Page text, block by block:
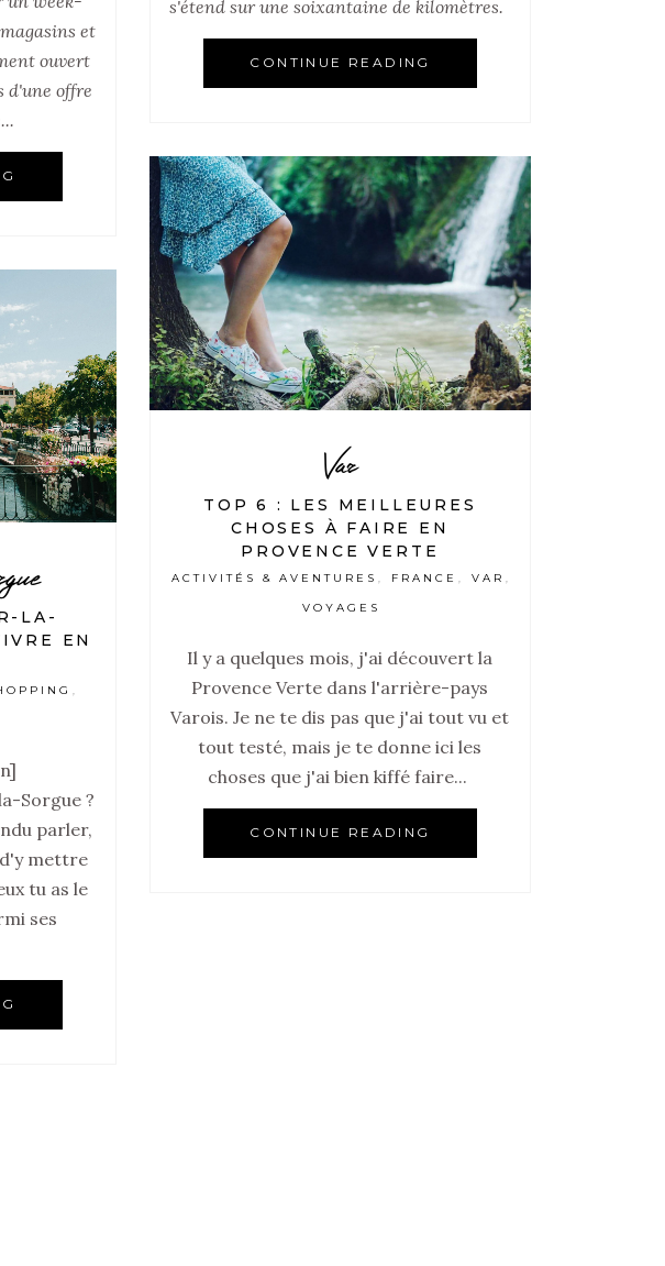
s'étend sur une soixantaine de kilomètres.
CONTINUE READING
et
ouvert
d'une offre
Var
TOP 6 : LES MEILLEURES
CHOSES À FAIRE EN
PROVENCE VERTE
ACTIVITÉS & AVENTURES FRANCE VAR
VOYAGES
Il y a quelques mois, j'ai découvert la
Provence Verte dans l'arrière-pays
Varois. Je ne te dis pas que j'ai tout vu et
tout testé, mais je te donne ici les
choses que j'ai bien kiffé faire...
CONTINUE READING
LA-
EN
Sorgue ?
parler,
d'y mettre
tu as le
ses